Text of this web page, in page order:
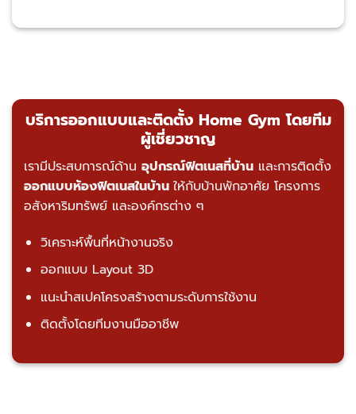
บริการออกแบบและติดตั้ง Home Gym โดยทีม
ผู้เชี่ยวชาญ
เรามีประสบการณ์ด้าน อุปกรณ์ฟิตเนสที่บ้าน และการติดตั้ง
ออกแบบห้องฟิตเนสในบ้าน ให้กับบ้านพักอาศัย โครงการ
อสังหาริมทรัพย์ และองค์กรต่าง ๆ
วิเคราะห์พื้นที่หน้างานจริง
ออกแบบ Layout 3D
แนะนำสเปคโครงสร้างตามระดับการใช้งาน
ติดตั้งโดยทีมงานมืออาชีพ